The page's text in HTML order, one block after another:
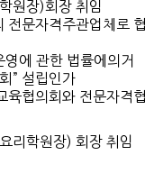
원장)회장 취임
전문자격주관업체로 협
에 관한 법률에의거
” 설립인가
육협의회와 전문자격협
리학원장) 회장 취임